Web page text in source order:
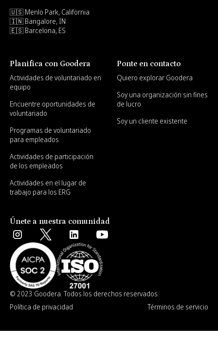
🇺🇸 Menlo Park, California
🇮🇳 Bangalore, IN
🇪🇸 Barcelona, ES
Planifica con Goodera
Actividades de voluntariado en
equipo
Encuentre oportunidades de
voluntariado
Programas de voluntariado
para empleados
Actividades de participación
de los empleados
Actividades en el lugar de
trabajo para los ERG
Ponte en contacto
Quiero explorar Goodera
Soy una organización sin fines
de lucro
Soy un cliente existente
Únete a nuestra comunidad
© 2023 Goodera. Todos los derechos reservados.
Política de privacidad
Términos de servicio